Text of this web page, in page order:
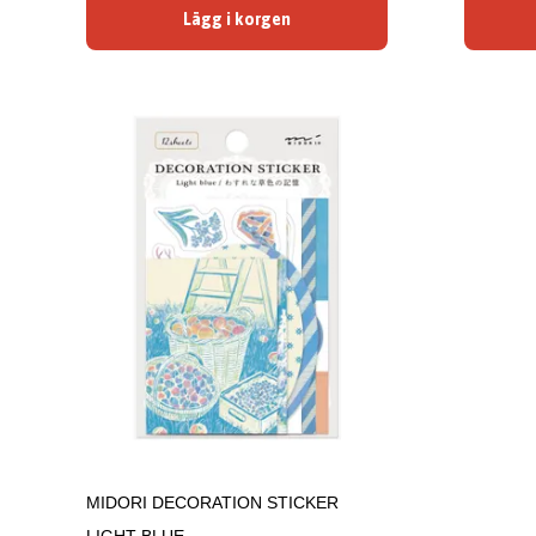
Lägg i korgen
MIDORI DECORATION STICKER